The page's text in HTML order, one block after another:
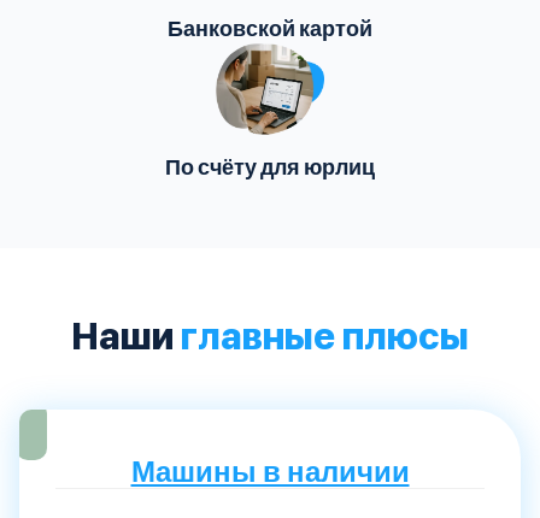
Банковской картой
По счёту для юрлиц
Наши главные плюсы
Машины в наличии